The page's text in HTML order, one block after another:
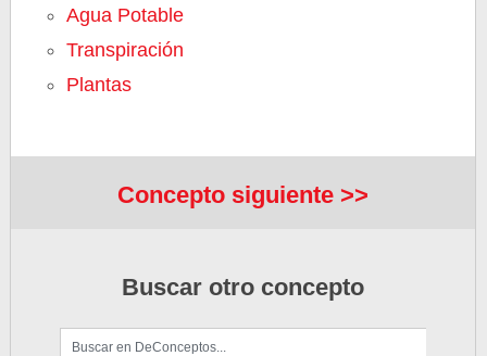
Agua Potable
Transpiración
Plantas
Concepto siguiente >>
Buscar otro concepto